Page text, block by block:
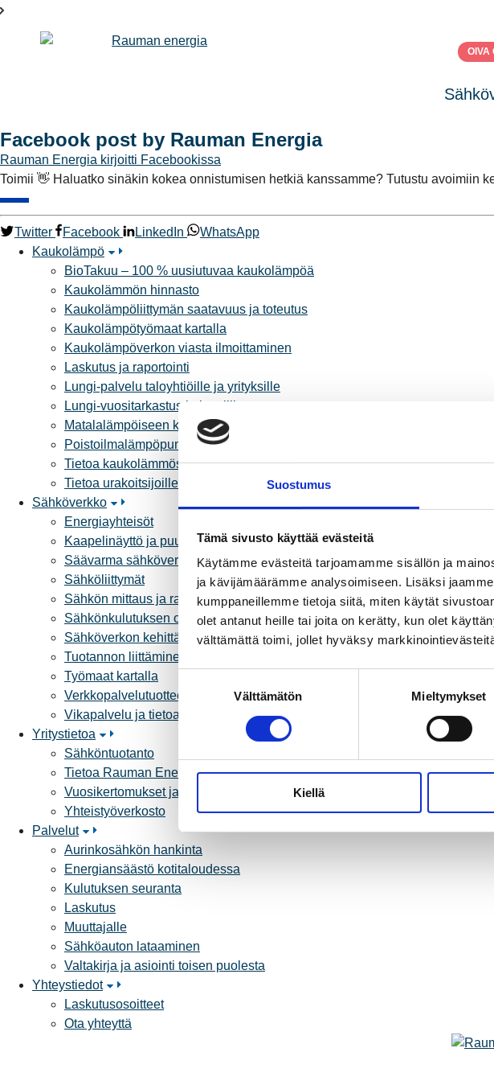
Suostumus
Tämä sivusto käyttää evästeitä
Käytämme evästeitä tarjoamamme sisällön ja
ja kävijämäärämme analysoimiseen. Lisäksi
kumppaneillemme tietoja siitä, miten käytät
olet antanut heille tai joita on kerätty, kun olet
välttämättä toimi, jollet hyväksy
u
o
u
m
k
s
e
n
l
i
Välttämätön Mieltymykset
Kiellä
OIVA
Facebook post by Rauman Energia
Rauman Energia kirjoitti Facebookissa
Toimii 👋 Haluatko sinäkin kokea onnistumisen hetkiä kanssamme? Tutustu avoimiin
Twitter Facebook LinkedIn
WhatsApp
Kaukolämpö
BioTakuu – 100 % uusiutuvaa kaukolämpöä
Kaukolämmön hinnasto
Kaukolämpöliittymän saatavuus ja toteutus
Kaukolämpötyömaat kartalla
Kaukolämpöverkon viasta ilmoittaminen
Laskutus ja raportointi
Lungi-palvelu taloyhtiöille ja yrityksille
Lungi-vuositarkastus kuluttajille
Matalalämpöiseen kaukolämpöön siirtyminen
Poistoilmalämpöpumppu kaukolämpötaloon
Tietoa kaukolämmöstä
Tietoa urakoitsijoille
Sähköverkko
Energiayhteisöt
Kaapelinäyttö ja puunkaatoapu
Säävarma sähköverkko
Sähköliittymät
Sähkön mittaus ja raportointi
Sähkönkulutuksen ohjaus kiinteistössä
Sähköverkon kehittämissuunnitelma
Tuotannon liittäminen verkkoon
Työmaat kartalla
Verkkopalvelutuotteet ja hinnastot
Vikapalvelu ja tietoa jakeluhäiriöistä
Yritystietoa
Sähköntuotanto
Tietoa Rauman Energiasta
Vuosikertomukset ja asiakaslehti
Yhteistyöverkosto
Palvelut
Aurinkosähkön hankinta
Energiansäästö kotitaloudessa
Kulutuksen seuranta
Laskutus
Muuttajalle
Sähköauton lataaminen
Valtakirja ja asiointi toisen puolesta
Yhteystiedot
Laskutusosoitteet
Ota yhteyttä